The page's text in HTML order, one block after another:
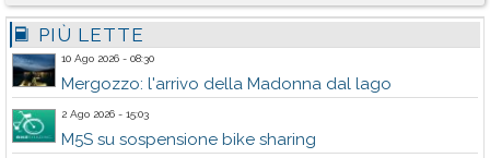
PIÙ LETTE
10 Ago 2026 - 08:30
Mergozzo: l'arrivo della Madonna dal lago
2 Ago 2026 - 15:03
M5S su sospensione bike sharing